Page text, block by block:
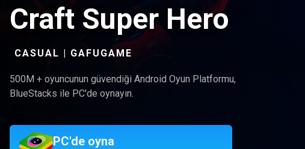
Craft Super Hero
CASUAL | GAFUGAME
500M + oyuncunun güvendiği Android Oyun Platformu,
BlueStacks ile PC'de oynayın.
PC'de oyna